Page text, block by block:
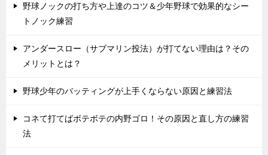
野球ノックの打ち方や上達のコツ＆少年野球で効果的なシー
トノック練習
アンダースロー（サブマリン投法）が打てない理由は？その
メリットとは？
野球少年のバッティングが上手くならない原因と練習法
コネて打てばボテボテの内野ゴロ！その原因と直し方の練習
法